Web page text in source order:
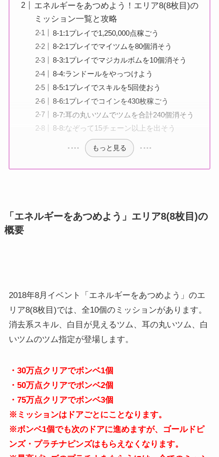
エネルギーをあつめよう！エリア8(8枚目)の
ミッション一覧と攻略
8-1:1プレイで1,250,000点稼ごう
8-2:1プレイでマイツムを80個消そう
8-3:1プレイでマジカルボムを10個消そう
8-4:ランドールをやっつけよう
8-5:1プレイでスキルを5回使おう
8-6:1プレイでコインを430枚稼ごう
8-7:耳の丸いツムでツムを合計240個消そう
8-8:なぞって15チェーン以上を出そう
もっと見る
「エネルギーをあつめよう」エリア8(8枚目)の
概要
2018年8月イベント「エネルギーをあつめよう」のエ
リア8(8枚目)では、全10個のミッションがあります。
消去系スキル、白目が見えるツム、耳の丸いツム、白
いツムのツム指定が登場します。
・30万点クリアでボンベ1個
・50万点クリアでボンベ2個
・75万点クリアでボンベ3個
※ミッションはドアごとにことなります。
※ボンベ1個でも次のドアに進めますが、ゴールドピ
ンズ・プラチナピンズはもらえなくなります。